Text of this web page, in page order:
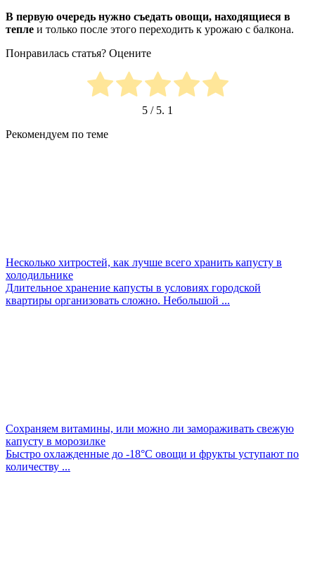
В первую очередь нужно съедать овощи, находящиеся в
тепле и только после этого переходить к урожаю с балкона.
Понравилась статья? Оцените
5 / 5. 1
Рекомендуем по теме
Несколько хитростей, как лучше всего хранить капусту в
холодильнике
Длительное хранение капусты в условиях городской
квартиры организовать сложно. Небольшой ...
Сохраняем витамины, или можно ли замораживать свежую
капусту в морозилке
Быстро охлажденные до -18°С овощи и фрукты уступают по
количеству ...